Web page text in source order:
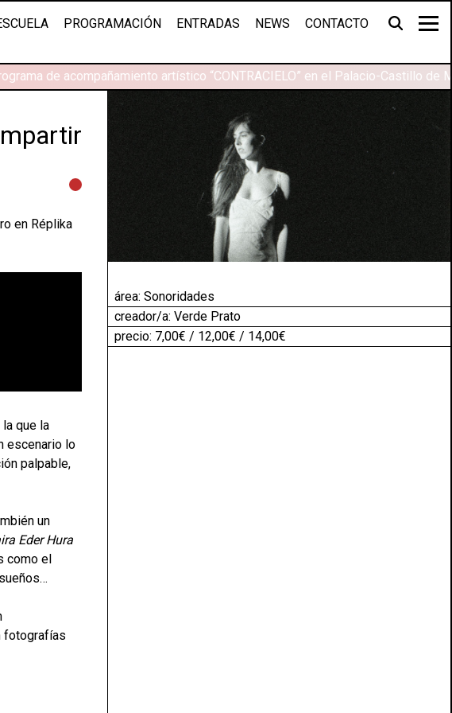
PROGRAMACIÓN ENTRADAS NEWS CONTACTO
de acompañamiento artístico “CONTRACIELO” en el Palacio-Castillo de
en Réplika
que la
escenario lo
palpable,
un
Eder Hura
como el
fotografías
área:Sonoridades
creador/a: Verde Prato
precio: 7,00€ / 12,00€ / 14,00€